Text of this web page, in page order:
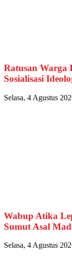
Ratusan Warga
Sosialisasi
Selasa, 4 Agustus
Wabup Atika
Sumut Asal
Selasa, 4 Agustus